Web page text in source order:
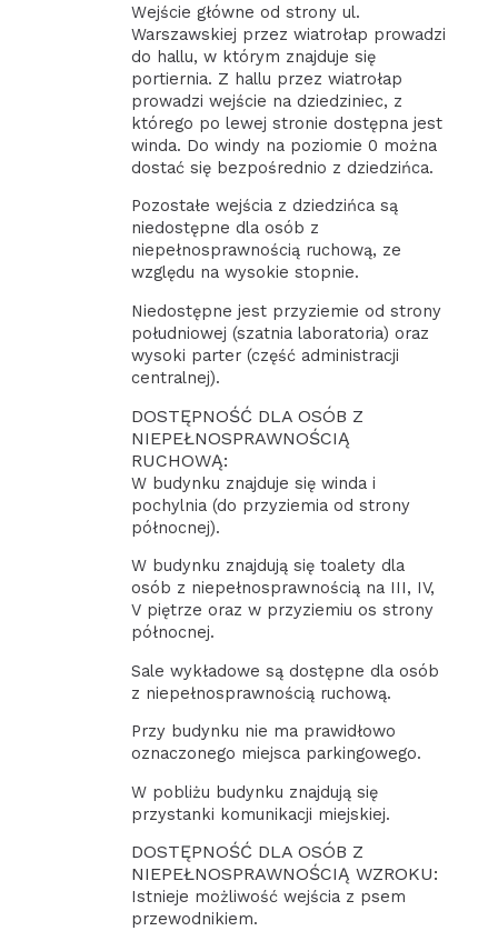
Wejście główne od strony ul.
Warszawskiej przez wiatrołap prowadzi
do hallu, w którym znajduje się
portiernia. Z hallu przez wiatrołap
prowadzi wejście na dziedziniec, z
którego po lewej stronie dostępna jest
winda. Do windy na poziomie 0 można
dostać się bezpośrednio z dziedzińca.
Pozostałe wejścia z dziedzińca są
niedostępne dla osób z
niepełnosprawnością ruchową, ze
względu na wysokie stopnie.
Niedostępne jest przyziemie od strony
południowej (szatnia laboratoria) oraz
wysoki parter (część administracji
centralnej).
DOSTĘPNOŚĆ DLA OSÓB Z
NIEPEŁNOSPRAWNOŚCIĄ
RUCHOWĄ:
W budynku znajduje się winda i
pochylnia (do przyziemia od strony
północnej).
W budynku znajdują się toalety dla
osób z niepełnosprawnością na III, IV,
V piętrze oraz w przyziemiu os strony
północnej.
Sale wykładowe są dostępne dla osób
z niepełnosprawnością ruchową.
Przy budynku nie ma prawidłowo
oznaczonego miejsca parkingowego.
W pobliżu budynku znajdują się
przystanki komunikacji miejskiej.
DOSTĘPNOŚĆ DLA OSÓB Z
NIEPEŁNOSPRAWNOŚCIĄ WZROKU:
Istnieje możliwość wejścia z psem
przewodnikiem.